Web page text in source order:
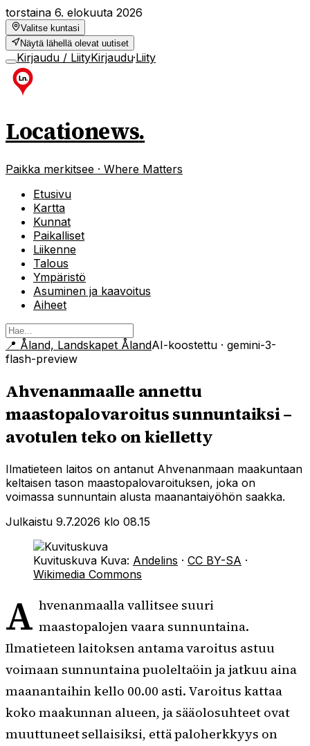
torstaina 6. elokuuta 2026
Valitse kuntasi
Näytä lähellä olevat uutiset
Kirjaudu / LiityKirjaudu·Liity
Locationews.
Paikka merkitsee · Where Matters
Etusivu
Kartta
Kunnat
Paikalliset
Liikenne
Talous
Ympäristö
Asuminen ja kaavoitus
Aiheet
📍 Åland, Landskapet ÅlandAI-koostettu · gemini-3-
flash-preview
Ahvenanmaalle annettu
maastopalovaroitus sunnuntaiksi –
avotulen teko on kielletty
Ilmatieteen laitos on antanut Ahvenanmaan maakuntaan
keltaisen tason maastopalovaroituksen, joka on
voimassa sunnuntain alusta maanantaiyöhön saakka.
Julkaistu 9.7.2026 klo 08.15
Kuvituskuva Kuva: Andelins · CC BY-SA ·
Wikimedia Commons
A hvenanmaalla vallitsee suuri
maastopalojen vaara sunnuntaina.
Ilmatieteen laitoksen antama varoitus astuu
voimaan sunnuntaina puoleltaöin ja jatkuu aina
maanantaihin kello 00.00 asti. Varoitus kattaa
koko maakunnan alueen, ja sääolosuhteet ovat
muuttuneet sellaisiksi, että paloherkkyys on